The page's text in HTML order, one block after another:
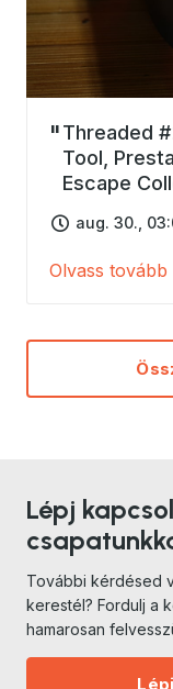
Threaded
Tool,
Escape
aug. 30.,
Olvass tovább
Lépj
További kérdésed
kerestél? Fordulj a
hamarosan